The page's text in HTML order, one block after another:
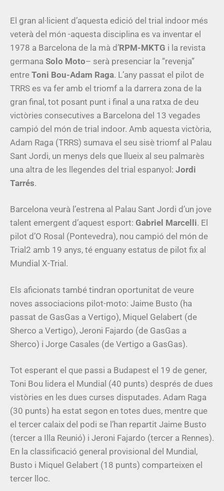
El gran al·licient d’aquesta edició del trial indoor més
veterà del món -aquesta disciplina es va inventar el
1978 a Barcelona de la mà d’RPM-MKTG i la revista
germana Solo Moto– serà presenciar la “revenja”
entre Toni Bou-Adam Raga. L’any passat el pilot de
TRRS es va fer amb el triomf a la darrera zona de la
gran final, tot posant punt i final a una ratxa de deu
victòries consecutives a Barcelona del 13 vegades
campió del món de trial indoor. Amb aquesta victòria,
Adam Raga (TRRS) sumava el seu sisè triomf al Palau
Sant Jordi, un menys dels que llueix al seu palmarès
una altra de les llegendes del trial espanyol: Jordi
Tarrés.
Barcelona veurà l’estrena al Palau Sant Jordi d’un jove
talent emergent d’aquest esport: Gabriel Marcelli. El
pilot d’O Rosal (Pontevedra), nou campió del món de
Trial2 amb 19 anys, té enguany estatus de pilot fix al
Mundial X-Trial.
Els aficionats també tindran oportunitat de veure
noves associacions pilot-moto: Jaime Busto (ha
passat de GasGas a Vertigo), Miquel Gelabert (de
Sherco a Vertigo), Jeroni Fajardo (de GasGas a
Sherco) i Jorge Casales (de Vertigo a GasGas).
Tot esperant el que passi a Budapest el 19 de gener,
Toni Bou lidera el Mundial (40 punts) després de dues
vistòries en les dues curses disputades. Adam Raga
(30 punts) ha estat segon en totes dues, mentre que
el tercer calaix del podi se l’han repartit Jaime Busto
(tercer a Illa Reunió) i Jeroni Fajardo (tercer a Rennes).
En la classificació general provisional del Mundial,
Busto i Miquel Gelabert (18 punts) comparteixen el
tercer lloc.